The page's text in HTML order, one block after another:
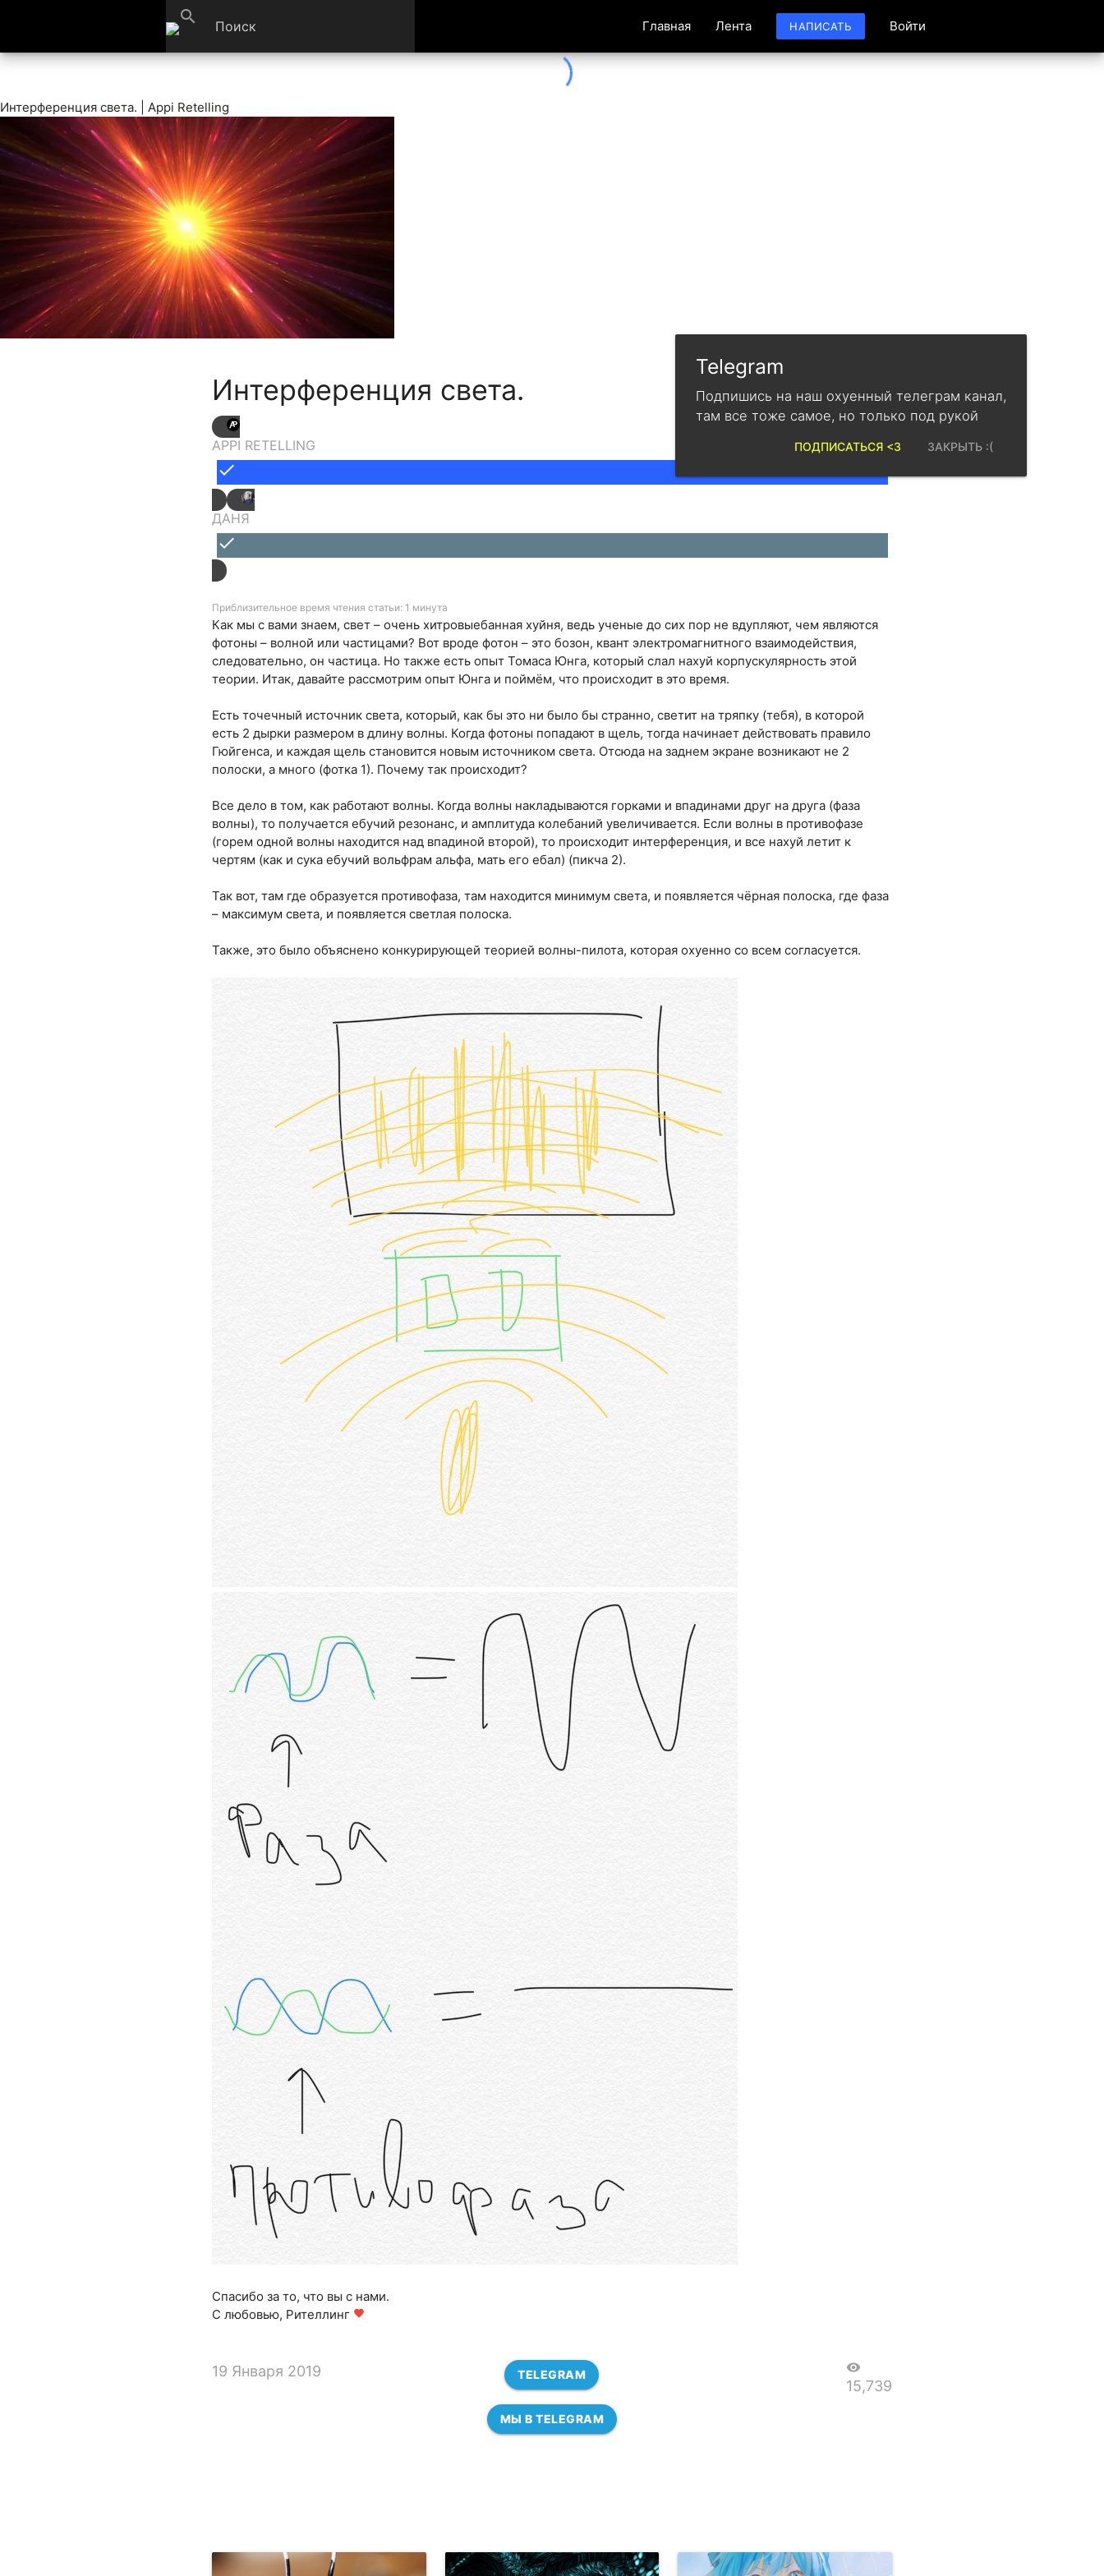
search Главная Лента НАПИСАТЬ Войти
Интерференция света. | Appi Retelling
Интерференция света.
APPI RETELLING
done
ДАНЯ
done
Приблизительное время чтения статьи: 1 минута
Как мы с вами знаем, свет – очень хитровыебанная хуйня, ведь ученые до сих пор не вдупляют, чем являются
фотоны – волной или частицами? Вот вроде фотон – это бозон, квант электромагнитного взаимодействия,
следовательно, он частица. Но также есть опыт Томаса Юнга, который слал нахуй корпускулярность этой
теории. Итак, давайте рассмотрим опыт Юнга и поймём, что происходит в это время.
Есть точечный источник света, который, как бы это ни было бы странно, светит на тряпку (тебя), в которой
есть 2 дырки размером в длину волны. Когда фотоны попадают в щель, тогда начинает действовать правило
Гюйгенса, и каждая щель становится новым источником света. Отсюда на заднем экране возникают не 2
полоски, а много (фотка 1). Почему так происходит?
Все дело в том, как работают волны. Когда волны накладываются горками и впадинами друг на друга (фаза
волны), то получается ебучий резонанс, и амплитуда колебаний увеличивается. Если волны в противофазе
(горем одной волны находится над впадиной второй), то происходит интерференция, и все нахуй летит к
чертям (как и сука ебучий вольфрам альфа, мать его ебал) (пикча 2).
Так вот, там где образуется противофаза, там находится минимум света, и появляется чёрная полоска, где фаза
– максимум света, и появляется светлая полоска.
Также, это было объяснено конкурирующей теорией волны-пилота, которая охуенно со всем согласуется.
Спасибо за то, что вы с нами.
С любовью, Рителлинг favorite
19 Января 2019 TELEGRAM visibility
15,739
МЫ В TELEGRAM
Telegram
Подпишись на наш охуенный телеграм канал,
там все тоже самое, но только под рукой
ЗАКРЫТЬ :(
ПОДПИСАТЬСЯ <3